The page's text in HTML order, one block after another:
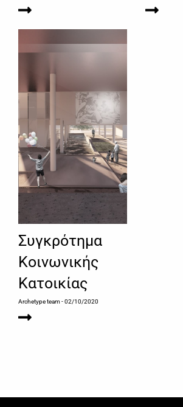
Συγκρότημα
Κοινωνικής
Κατοικίας
Archetype team- 02/10/2020